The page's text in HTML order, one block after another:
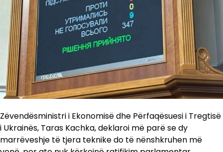
Zëvendësministri i Ekonomisë dhe Përfaqësuesi i Tregtisë
i Ukrainës, Taras Kachka, deklaroi më parë se dy
marrëveshje të tjera teknike do të nënshkruhen më